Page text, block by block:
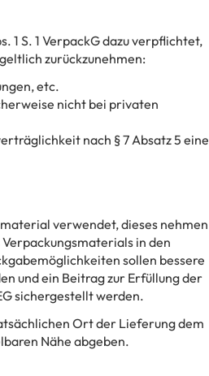
1 S. 1 VerpackG dazu verpflichtet,
zurückzunehmen:
etc.
nicht bei privaten
nach § 7 Absatz 5 eine
verwendet, dieses nehmen
in den
sollen bessere
und ein Beitrag zur Erfüllung der
sichergestellt werden.
Ort der Lieferung dem
Nähe abgeben.